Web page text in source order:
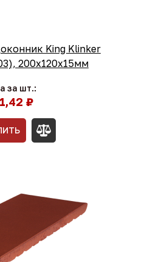
King Klinker
200х120х15мм
за шт.:
₽